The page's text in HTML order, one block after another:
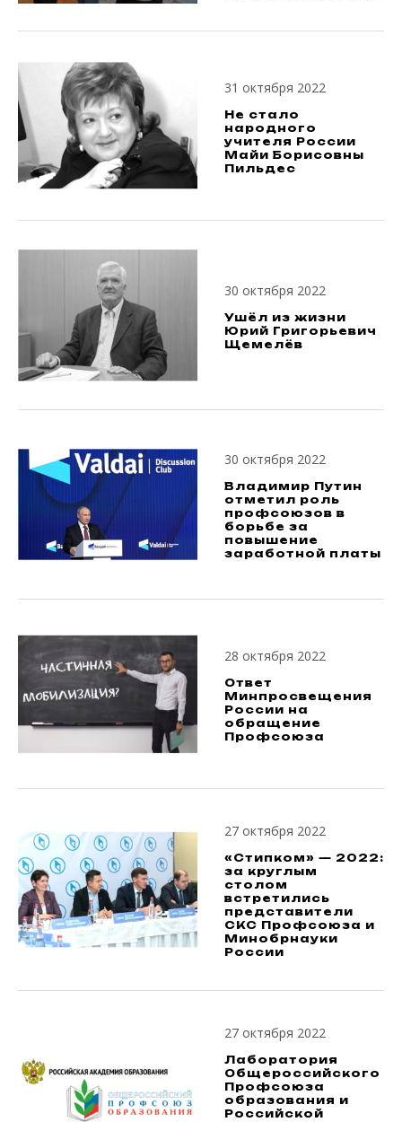
31 октября 2022
Не стало
народного
учителя России
Майи Борисовны
Пильдес
30 октября 2022
Ушёл из жизни
Юрий Григорьевич
Щемелёв
30 октября 2022
Владимир Путин
отметил роль
профсоюзов в
борьбе за
повышение
заработной платы
28 октября 2022
Ответ
Минпросвещения
России на
обращение
Профсоюза
27 октября 2022
«Стипком» — 2022:
за круглым
столом
встретились
представители
СКС Профсоюза и
Минобрнауки
России
27 октября 2022
Лаборатория
Общероссийского
Профсоюза
образования и
Российской